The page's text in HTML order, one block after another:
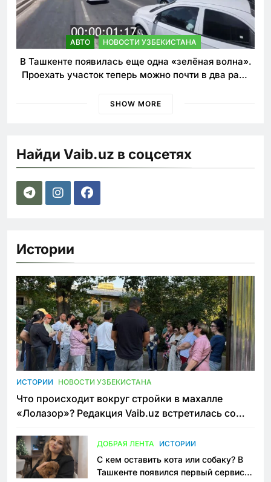
АВТО НОВОСТИ УЗБЕКИСТАНА
В Ташкенте появилась еще одна «зелёная волна».
Проехать участок теперь можно почти в два раза
SHOW MORE
Найди Vaib.uz в соцсетях
Истории
ИСТОРИИ НОВОСТИ УЗБЕКИСТАНА
Что происходит вокруг стройки в махалле
«Лолазор»? Редакция Vaib.uz встретилась со
ДОБРАЯ ЛЕНТА ИСТОРИИ
С кем оставить кота или собаку? В
Ташкенте появился первый сервис